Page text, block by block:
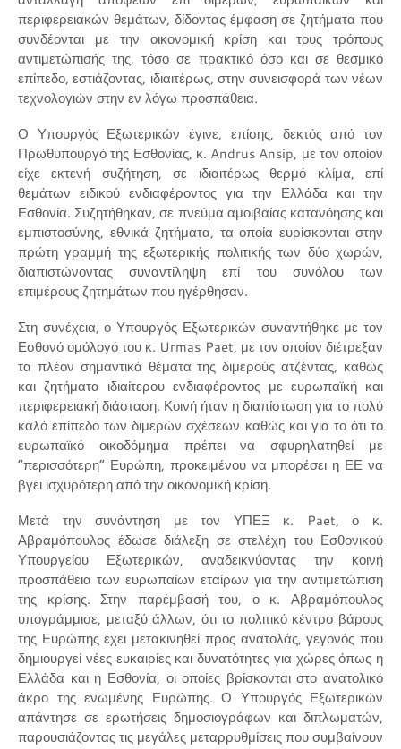
περιφερειακών θεμάτων, δίδοντας έμφαση σε ζητήματα που
συνδέονται με την οικονομική κρίση και τους τρόπους
αντιμετώπισής της, τόσο σε πρακτικό όσο και σε θεσμικό
επίπεδο, εστιάζοντας, ιδιαιτέρως, στην συνεισφορά των νέων
τεχνολογιών στην εν λόγω προσπάθεια.
Ο Υπουργός Εξωτερικών έγινε, επίσης, δεκτός από τον
Πρωθυπουργό της Εσθονίας, κ. Andrus Ansip, με τον οποίον
είχε εκτενή συζήτηση, σε ιδιαιτέρως θερμό κλίμα, επί
θεμάτων ειδικού ενδιαφέροντος για την Ελλάδα και την
Εσθονία. Συζητήθηκαν, σε πνεύμα αμοιβαίας κατανόησης και
εμπιστοσύνης, εθνικά ζητήματα, τα οποία ευρίσκονται στην
πρώτη γραμμή της εξωτερικής πολιτικής των δύο χωρών,
διαπιστώνοντας συναντίληψη επί του συνόλου των
επιμέρους ζητημάτων που ηγέρθησαν.
Στη συνέχεια, ο Υπουργός Εξωτερικών συναντήθηκε με τον
Εσθονό ομόλογό του κ. Urmas Paet, με τον οποίον διέτρεξαν
τα πλέον σημαντικά θέματα της διμερούς ατζέντας, καθώς
και ζητήματα ιδιαίτερου ενδιαφέροντος με ευρωπαϊκή και
περιφερειακή διάσταση. Κοινή ήταν η διαπίστωση για το πολύ
καλό επίπεδο των διμερών σχέσεων καθώς και για το ότι το
ευρωπαϊκό οικοδόμημα πρέπει να σφυρηλατηθεί με
“περισσότερη” Ευρώπη, προκειμένου να μπορέσει η ΕΕ να
βγει ισχυρότερη από την οικονομική κρίση.
Μετά την συνάντηση με τον ΥΠΕΞ κ. Paet, ο κ.
Αβραμόπουλος έδωσε διάλεξη σε στελέχη του Εσθονικού
Υπουργείου Εξωτερικών, αναδεικνύοντας την κοινή
προσπάθεια των ευρωπαίων εταίρων για την αντιμετώπιση
της κρίσης. Στην παρέμβασή του, ο κ. Αβραμόπουλος
υπογράμμισε, μεταξύ άλλων, ότι το πολιτικό κέντρο βάρους
της Ευρώπης έχει μετακινηθεί προς ανατολάς, γεγονός που
δημιουργεί νέες ευκαιρίες και δυνατότητες για χώρες όπως η
Ελλάδα και η Εσθονία, οι οποίες βρίσκονται στο ανατολικό
άκρο της ενωμένης Ευρώπης. Ο Υπουργός Εξωτερικών
απάντησε σε ερωτήσεις δημοσιογράφων και διπλωματών,
παρουσιάζοντας τις μεγάλες μεταρρυθμίσεις που συμβαίνουν